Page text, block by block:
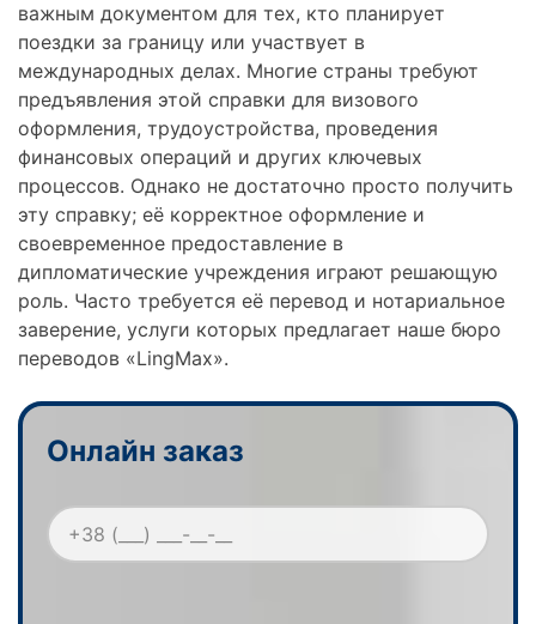
важным документом для тех, кто планирует
поездки за границу или участвует в
международных делах. Многие страны требуют
предъявления этой справки для визового
оформления, трудоустройства, проведения
финансовых операций и других ключевых
процессов. Однако не достаточно просто получить
эту справку; её корректное оформление и
своевременное предоставление в
дипломатические учреждения играют решающую
роль. Часто требуется её перевод и нотариальное
заверение, услуги которых предлагает наше бюро
переводов «LingMax».
Онлайн заказ